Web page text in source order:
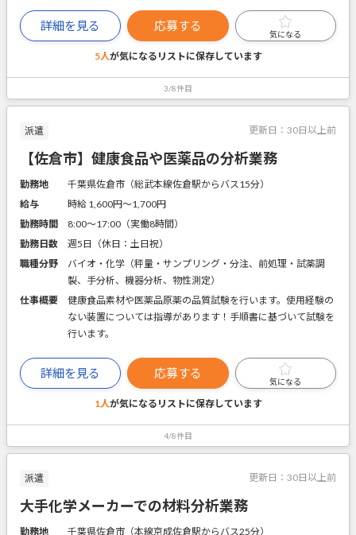
詳細を見る 応募する
気になる
5人が気になるリストに保存しています
3/8件目
派遣 更新日： 30日以上前
【佐倉市】健康食品や医薬品の分析業務
勤務地
千葉県佐倉市（総武本線佐倉駅からバス15分）
給与
時給 1,600円〜1,700円
勤務時間
8:00～17:00（実働8時間）
勤務日数
週5日（休日：土日祝）
職種分野
バイオ・化学（秤量・サンプリング・分注、前処理・試薬調
製、手分析、機器分析、物性測定）
仕事概要
健康食品素材や医薬品原薬の品質試験を行います。使用経験の
ない装置については指導があります！手順書に基づいて試験を
行います。
詳細を見る 応募する
気になる
1人が気になるリストに保存しています
4/8件目
派遣 更新日： 30日以上前
大手化学メーカーでの材料分析業務
勤務地 千葉県佐倉市（本線京成佐倉駅からバス25分）